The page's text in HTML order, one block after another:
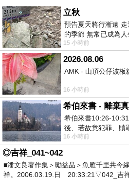
立秋
預告夏天將行漸遠
的季節 無常已成為
舒心 轉眼驟成昨日 而
15 小時前
2026.08.06
AMK - 山頂公仔波板
16 小時前
希伯來書 - 離棄
希伯來書10:26-
後、若故意犯罪、贖
有戰懼等候審判和那
16 小時前
◎吉祥_041~042
■潘文良著作集＞勵益品＞魚雁千里共今
祥。2006.03.19.日 20:33:21▽042_吉